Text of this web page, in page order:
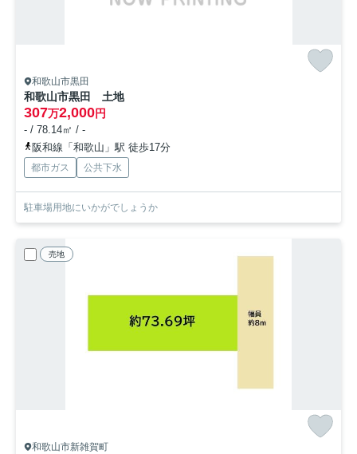
和歌山市黒田
和歌山市黒田 土地
307万2,000円
- / 78.14㎡ / -
阪和線「和歌山」駅 徒歩17分
都市ガス 公共下水
駐車場用地にいかがでしょうか
売地
和歌山市新雑賀町